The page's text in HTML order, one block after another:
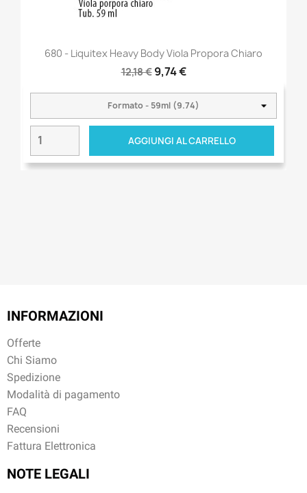
680 - Liquitex Heavy Body Viola Propora Chiaro
12,18 € 9,74 €
AGGIUNGI AL CARRELLO
INFORMAZIONI
Offerte
Chi Siamo
Spedizione
Modalità di pagamento
FAQ
Recensioni
Fattura Elettronica
NOTE LEGALI